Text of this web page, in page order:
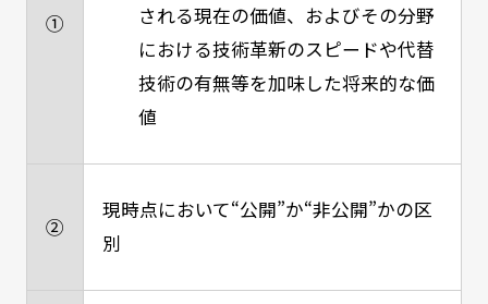
①
される現在の価値、およびその分野
における技術革新のスピードや代替
技術の有無等を加味した将来的な価
値
②
現時点において“公開”か“非公開”かの区
別